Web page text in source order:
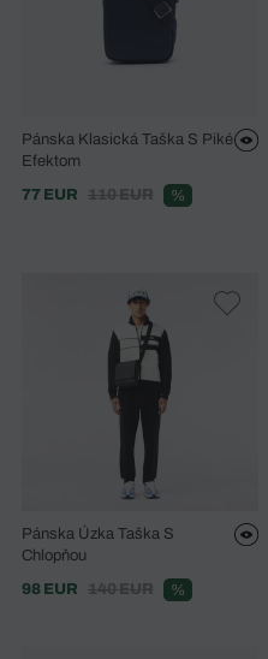
Pánska Klasická Taška S Piké
Efektom
77 EUR
110 EUR %
Pánska Úzka Taška S
Chlopňou
98 EUR
140 EUR %